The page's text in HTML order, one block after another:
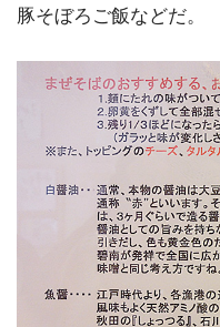
豚そぼろご飯などだ。